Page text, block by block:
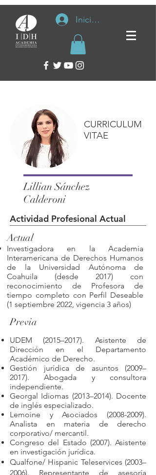
Iniciar sesión
CURRICULUM
VITAE
Lillian Sánchez
Calderoni
Actividad Profesional Actual
Actual
Investigadora en la Academia
Interamericana de Derechos Humanos
de la Universidad Autónoma de
Coahuila (desde 2017) con
reconocimiento de Profesora de
tiempo completo con Perfil Deseable
(1 septiembre 2022, vigencia 3 años)
Previa
UDEM (2015–2017). Asistente de
Dirección en el Departamento
Académico de Derecho.
Gestión jurídica de asuntos (2009–
2017). Abogada y consultora
independiente.
Georgal Idiomas (2013–2014). Docente
de inglés especializado.
Lemoine y Asociados (2008-2009).
Analista en materia de derecho
corporativo/ mercantil.
Congreso del Estado (2007). Asistente
en investigación jurídica.
Qualfone/ Hispanic Teleservices (2003–
2006). Representante de asesoría